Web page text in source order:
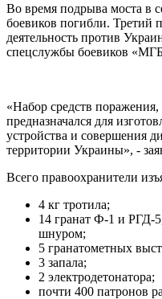
Во время подрыва моста в
боевиков погибли. Третий
деятельность против
спецслужбы боевиков
«Набор средств
предназначался для
устройства и совершения
территории Украины», -
Всего правоохранители
4 кг тротила;
14 гранат Ф-1 и РГД-
шнуром;
5 гранатометных
3 запала;
2 электродетонатора;
почти 400 патронов